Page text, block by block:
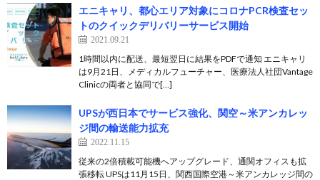
エニキャリ、都心エリア対象にコロナPCR検査セッ
トのクイックデリバリーサービス開始
2021.09.21
1時間以内に配送、最短翌日に結果をPDFで通知 エニキャリ
は9月21日、メディカルフューチャー、医療法人社団Vantage
Clinicの両者と協同で[…]
UPSが西日本でサービス強化、関空～米アンカレッ
ジ間の輸送能力拡充
2022.11.15
従来の2倍積載可能機へアップグレード、通関オフィスも拡
張移転 UPSは11月15日、関西国際空港～米アンカレッジ間の